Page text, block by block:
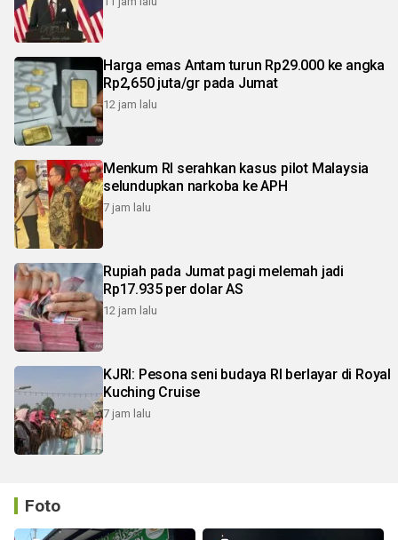
Harga emas Antam turun Rp29.000 ke angka
Rp2,650 juta/gr pada Jumat
12 jam lalu
Menkum RI serahkan kasus pilot Malaysia
selundupkan narkoba ke APH
7 jam lalu
Rupiah pada Jumat pagi melemah jadi
Rp17.935 per dolar AS
12 jam lalu
KJRI: Pesona seni budaya RI berlayar di Royal
Kuching Cruise
7 jam lalu
Foto